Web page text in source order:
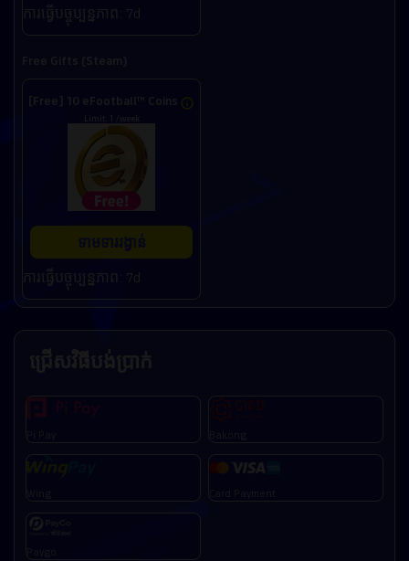
ការធ្វើបច្ចុប្បន្នភាព: 7d
[Free] 10 eFootball™ Coins
Limit: 1 /week
ទាមទាររង្វាន់
ការធ្វើបច្ចុប្បន្នភាព: 7d